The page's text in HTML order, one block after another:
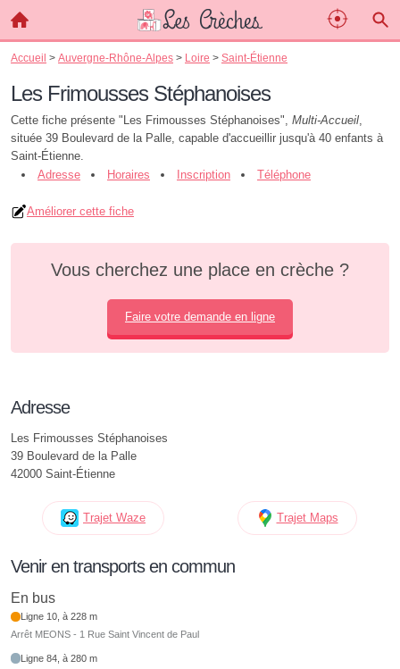
Accueil > Auvergne-Rhône-Alpes > Loire > Saint-Étienne
Les Frimousses Stéphanoises
Cette fiche présente "Les Frimousses Stéphanoises", Multi-Accueil,
située 39 Boulevard de la Palle, capable d'accueillir jusqu'à 40 enfants à
Saint-Étienne.
Adresse
Horaires Inscription Téléphone
Améliorer cette fiche
Vous cherchez une place en crèche ?
Faire votre demande en ligne
Adresse
Les Frimousses Stéphanoises
39 Boulevard de la Palle
42000 Saint-Étienne
Trajet Waze Trajet Maps
Venir en transports en commun
En bus
Ligne 10, à 228 m
Arrêt MEONS - 1 Rue Saint Vincent de Paul
Ligne 84, à 280 m